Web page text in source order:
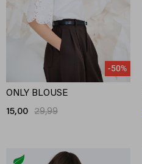
-50%
ONLY BLOUSE
15,00 29,99